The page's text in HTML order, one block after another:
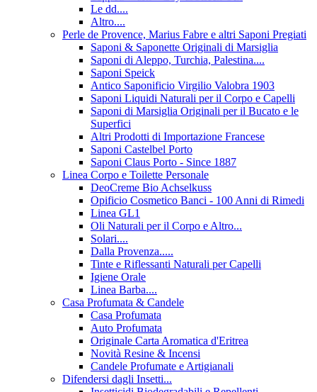
Le dd....
Altro....
Perle de Provence, Marius Fabre e altri Saponi Pregiati
Saponi & Saponette Originali di Marsiglia
Saponi di Aleppo, Turchia, Palestina....
Saponi Speick
Antico Saponificio Virgilio Valobra 1903
Saponi Liquidi Naturali per il Corpo e Capelli
Saponi di Marsiglia Originali per il Bucato e le
Superfici
Altri Prodotti di Importazione Francese
Saponi Castelbel Porto
Saponi Claus Porto - Since 1887
Linea Corpo e Toilette Personale
DeoCreme Bio Achselkuss
Opificio Cosmetico Banci - 100 Anni di Rimedi
Linea GL1
Oli Naturali per il Corpo e Altro...
Solari....
Dalla Provenza.....
Tinte e Riflessanti Naturali per Capelli
Igiene Orale
Linea Barba....
Casa Profumata & Candele
Casa Profumata
Auto Profumata
Originale Carta Aromatica d'Eritrea
Novità Resine & Incensi
Candele Profumate e Artigianali
Difendersi dagli Insetti...